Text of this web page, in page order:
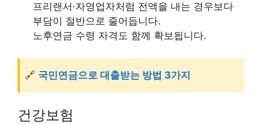
프리랜서·자영업자처럼 전액을 내는 경우보다
부담이 절반으로 줄어듭니다.
노후연금 수령 자격도 함께 확보됩니다.
🔗 국민연금으로 대출받는 방법 3가지
건강보험